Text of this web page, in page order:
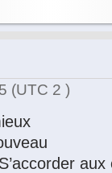
(UTC 2 )